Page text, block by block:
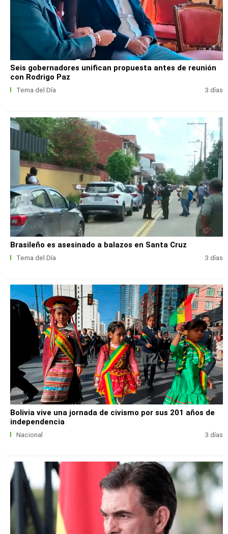
Seis gobernadores unifican propuesta antes de reunión
con Rodrigo Paz
Tema del Día 3 días
Brasileño es asesinado a balazos en Santa Cruz
Tema del Día 3 días
Bolivia vive una jornada de civismo por sus 201 años de
independencia
Nacional 3 días